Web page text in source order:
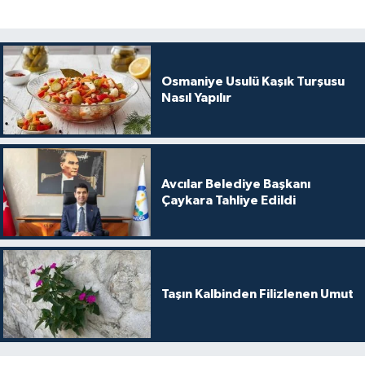
Osmaniye Usulü Kaşık Turşusu
Nasıl Yapılır
Avcılar Belediye Başkanı
Çaykara Tahliye Edildi
Taşın Kalbinden Filizlenen Umut